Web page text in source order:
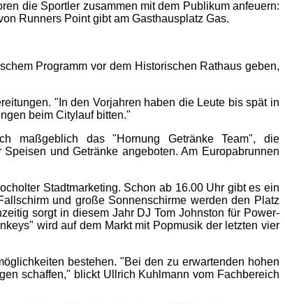
die Sportler zusammen mit dem Publikum anfeuern:
Runners Point gibt am Gasthausplatz Gas.
Programm vor dem Historischen Rathaus geben,
"In den Vorjahren haben die Leute bis spät in
beim Citylauf bitten."
maßgeblich das "Hornung Getränke Team", die
und Getränke angeboten. Am Europabrunnen
Stadtmarketing. Schon ab 16.00 Uhr gibt es ein
und große Sonnenschirme werden den Platz
sorgt in diesem Jahr DJ Tom Johnston für Power-
wird auf dem Markt mit Popmusik der letzten vier
bestehen. "Bei den zu erwartenden hohen
schaffen," blickt Ullrich Kuhlmann vom Fachbereich